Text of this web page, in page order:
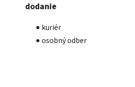
dodanie
kuriér
osobný odber